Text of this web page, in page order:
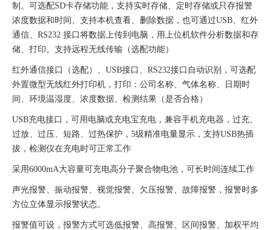
制。可选配SD卡存储功能，支持实时存储、定时存储或只存报警
浓度数据和时间、支持本机查看、删除数据，也可通过USB、红外
通信、RS232 接口将数据上传到电脑，用上位机软件分析数据和存
储、打印。支持远程无线传输（选配功能）
红外通信接口（选配）、USB接口、RS232接口自动识别，可选配
外置微型无线红外打印机，打印：公司名称、气体名称、日期时
间、环境温湿度、浓度数据、检测结果（是否合格）
USB充电接口，可用电脑或充电宝充电，兼容手机充电器，过充、
过放、过压、短路、过热保护，5级精准电量显示，支持USB热插
拔，检测仪在充电时可正常工作
采用6000mA大容量可充电高分子聚合物电池，可长时间连续工作
声光报警、振动报警、视觉报警、欠压报警、故障报警，报警时多
方位立体显示报警状态。
报警值可设，报警方式可选低报警、高报警、区间报警、加权平均